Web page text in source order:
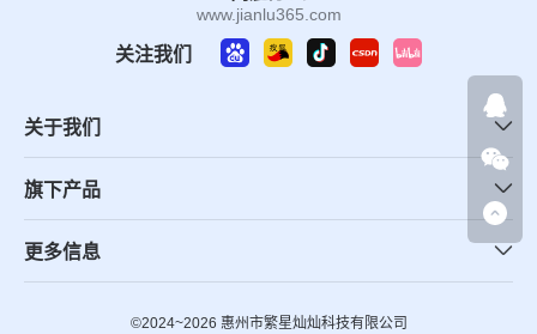
www.jianlu365.com
关注我们
关于我们
旗下产品
更多信息
©2024~2026 惠州市繁星灿灿科技有限公司